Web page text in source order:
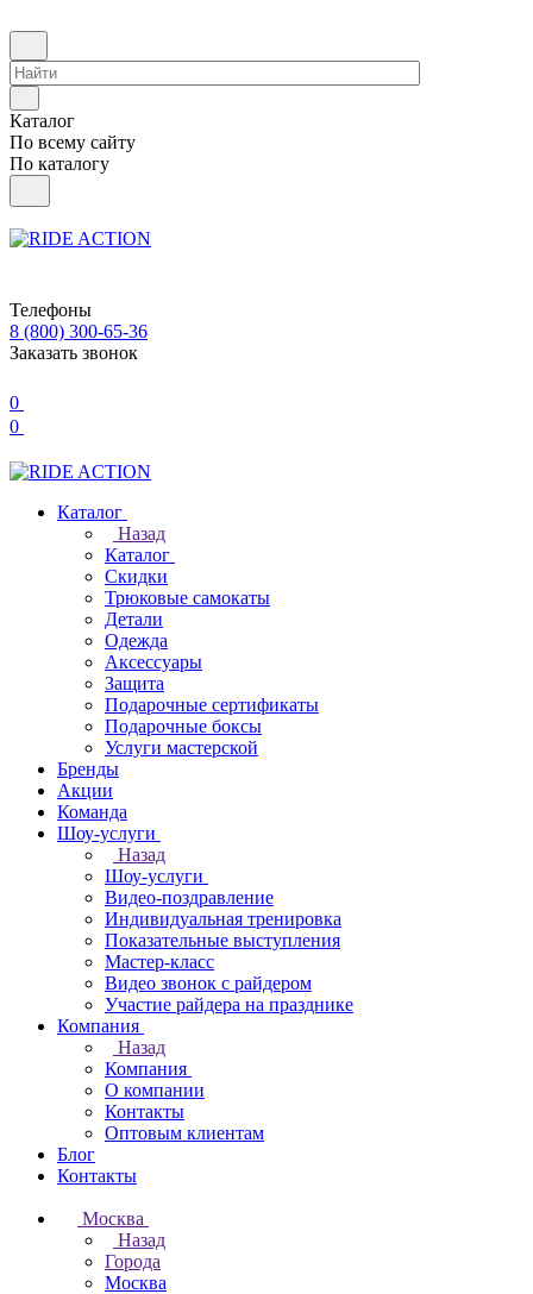
Каталог
По всему сайту
По каталогу
Телефоны
8 (800) 300-65-36
Заказать звонок
0
0
Каталог
Назад
Каталог
Скидки
Трюковые самокаты
Детали
Одежда
Аксессуары
Защита
Подарочные сертификаты
Подарочные боксы
Услуги мастерской
Бренды
Акции
Команда
Шоу-услуги
Назад
Шоу-услуги
Видео-поздравление
Индивидуальная тренировка
Показательные выступления
Мастер-класс
Видео звонок с райдером
Участие райдера на празднике
Компания
Назад
Компания
О компании
Контакты
Оптовым клиентам
Блог
Контакты
Москва
Назад
Города
Москва